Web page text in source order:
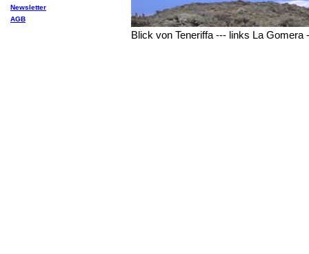
Newsletter
AGB
Blick von Teneriffa --- links La Gomera